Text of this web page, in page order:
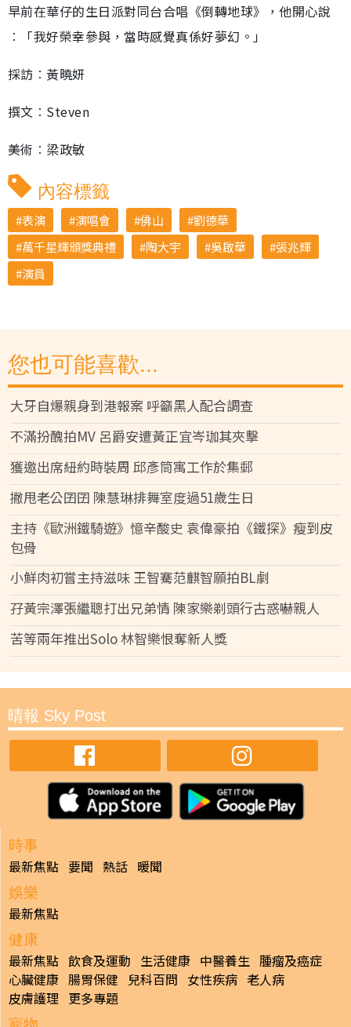
早前在華仔的生日派對同台合唱《倒轉地球》，他開心說
︰「我好榮幸參與，當時感覺真係好夢幻。」
採訪︰黃曉妍
撰文︰Steven
美術︰梁政敏
內容標籤
表演 演唱會 佛山
劉德華
萬千星輝頒獎典禮
陶大宇 吳啟華
張兆輝
演員
您也可能喜歡...
大牙自爆親身到港報案 呼籲黑人配合調查
不滿扮醜拍MV 呂爵安遭黃正宜岑珈其夾擊
獲邀出席紐約時裝周 邱彥筒寓工作於集郵
撇甩老公囝囝 陳慧琳排舞室度過51歲生日
主持《歐洲鐵騎遊》憶辛酸史 袁偉豪拍《鐵探》瘦到皮
包骨
小鮮肉初嘗主持滋味 王智騫范麒智願拍BL劇
孖黃宗澤張繼聰打出兄弟情 陳家樂剃頭行古惑嚇親人
苦等兩年推出Solo 林智樂恨奪新人獎
晴報 Sky Post
時事
最新焦點 要聞 熱話 暖聞
娛樂
最新焦點
健康
最新焦點 飲食及運動 生活健康 中醫養生 腫瘤及癌症
心臟健康 腸胃保健 兒科百問 女性疾病 老人病
皮膚護理 更多專題